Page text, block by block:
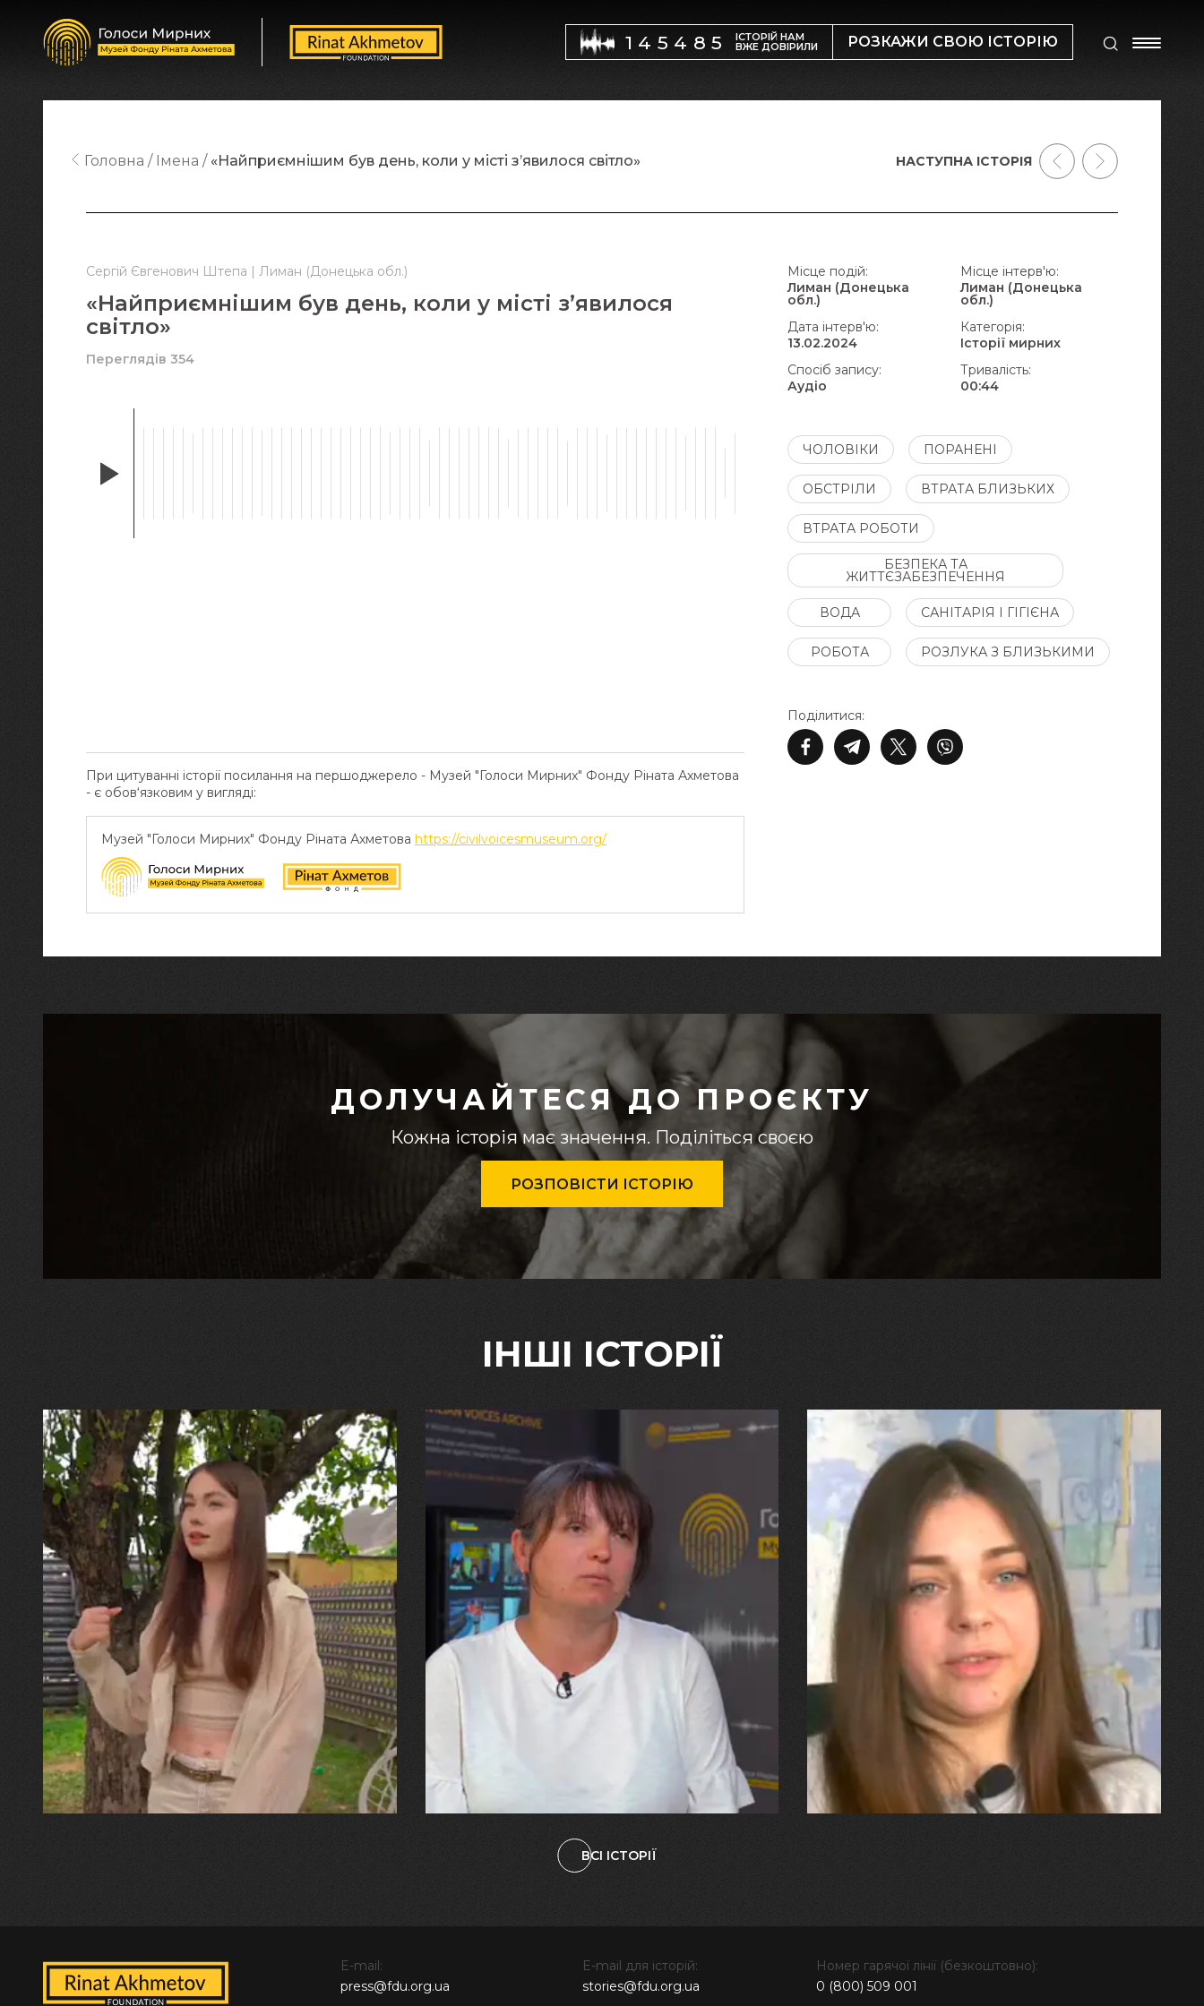
145485 ІСТОРІЙ НАМ
ВЖЕ ДОВІРИЛИ РОЗКАЖИ СВОЮ ІСТОРІЮ
Сергій Євгенович Штепа | Лиман (Донецька обл.)
«Найприємнішим був день, коли у місті з’явилося
світло»
Переглядів 354
При цитуванні історії посилання на першоджерело - Музей "Голоси Мирних" Фонду Ріната Ахметова
- є обов‘язковим у вигляді:
Музей "Голоси Мирних" Фонду Ріната Ахметова https://civilvoicesmuseum.org/
Головна Імена «Найприємнішим був день, коли у місті з’явилося світло»
Поділитися:
Місце подій:
Лиман (Донецька
обл.)
Місце інтерв'ю:
Лиман (Донецька
обл.)
Дата інтерв'ю:
13.02.2024
Категорія:
Історії мирних
Спосіб запису:
Аудіо
Тривалість:
00:44
ЧОЛОВІКИ ПОРАНЕНІ
ОБСТРІЛИ ВТРАТА БЛИЗЬКИХ
ВТРАТА РОБОТИ
БЕЗПЕКА ТА
ЖИТТЄЗАБЕЗПЕЧЕННЯ
ВОДА САНІТАРІЯ І ГІГІЄНА
РОБОТА РОЗЛУКА З БЛИЗЬКИМИ
НАСТУПНА ІСТОРІЯ
ДОЛУЧАЙТЕСЯ ДО ПРОЄКТУ
Кожна історія має значення. Поділіться своєю
РОЗПОВІСТИ ІСТОРІЮ
ІНШІ ІСТОРІЇ
30.07.2026
Калина, Дарина та Віра Папроцькі
"Хвиля була, як від моря,
прозора і велика… Я ледве
встигла схопити племінницю"
29.07.2026
Марина, Ваїд та Аміна Харченко
"Попри всі втрати, ми не
зламалися: тепер я бачу
свого вбитого чоловіка у
наших дітях"
27.07.2026
"Я перенесла 11 операцій, та
плакала від фантомного
болю. Але маленька донька
бере за руку і змушує йти
далі"
ВСІ ІСТОРІЇ
E-mail:
press@fdu.org.ua
E-mail для історій:
stories@fdu.org.ua
Номер гарячої лінії (безкоштовно):
0 (800) 509 001